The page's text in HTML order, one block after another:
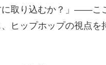
に取り込むか？」——こ
ヒップホップの視点を